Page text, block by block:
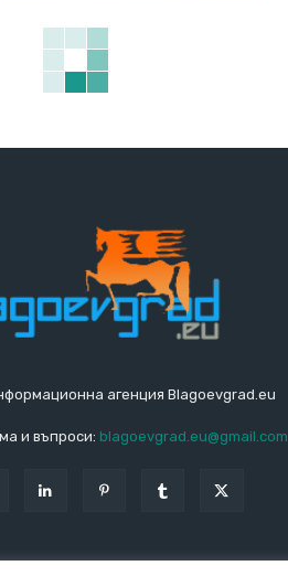
агенция Blagoevgrad.eu
и въпроси: blagoevgrad.eu@gmail.com